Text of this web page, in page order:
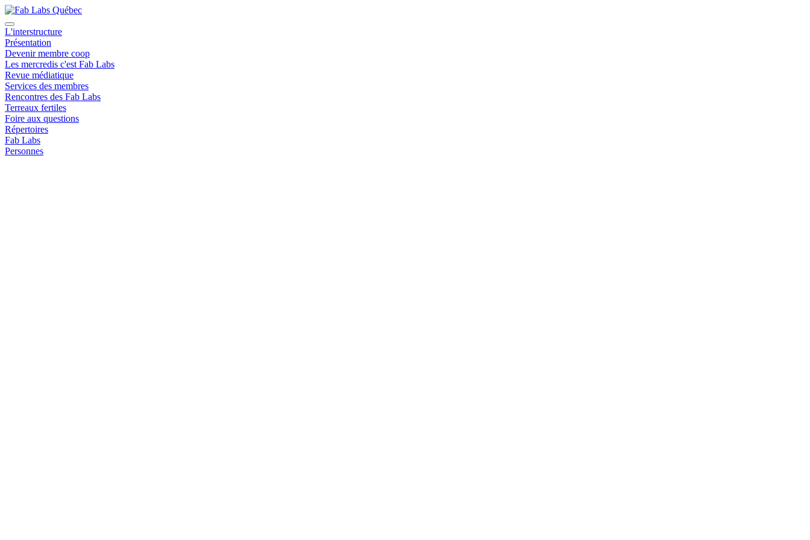
L'interstructure
Présentation
Devenir membre coop
Les mercredis c'est Fab Labs
Revue médiatique
Services des membres
Rencontres des Fab Labs
Terreaux fertiles
Foire aux questions
Répertoires
Fab Labs
Personnes